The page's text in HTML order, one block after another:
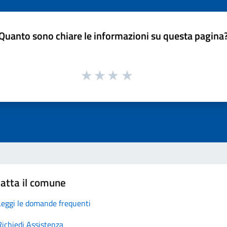
sono chiare le informazioni su questa
il comune
le domande frequenti
Assistenza